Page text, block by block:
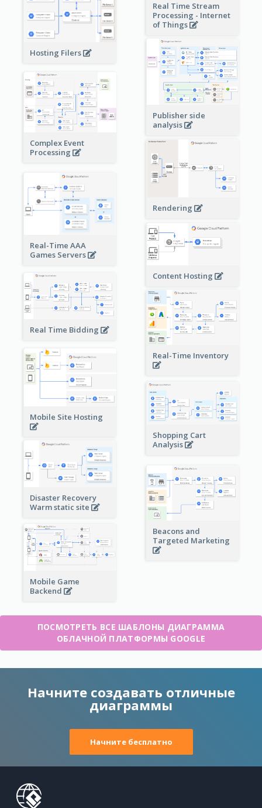
Real Time Stream
Processing - Internet
of Things
Hosting Filers
Publisher side
analysis
Complex Event
Processing
Rendering
Real-Time AAA
Games Servers
Content Hosting
Real Time Bidding
Real-Time Inventory
Mobile Site Hosting
Shopping Cart
Analysis
Disaster Recovery
Warm static site
Beacons and
Targeted Marketing
Mobile Game
Backend
ПОСМОТРЕТЬ ВСЕ ШАБЛОНЫ ДИАГРАММА
ОБЛАЧНОЙ ПЛАТФОРМЫ GOOGLE
Начните создавать отличные
диаграммы
Начните бесплатно